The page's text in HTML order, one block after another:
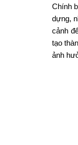
Chính
dựng,
cảnh
tạo
ảnh